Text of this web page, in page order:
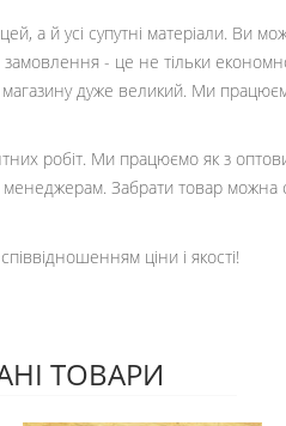
а й усі супутні матеріали. Ви
- це не тільки
дуже великий. Ми
робіт. Ми працюємо як з
Забрати товар можна
ціни і якості!
ТОВАРИ